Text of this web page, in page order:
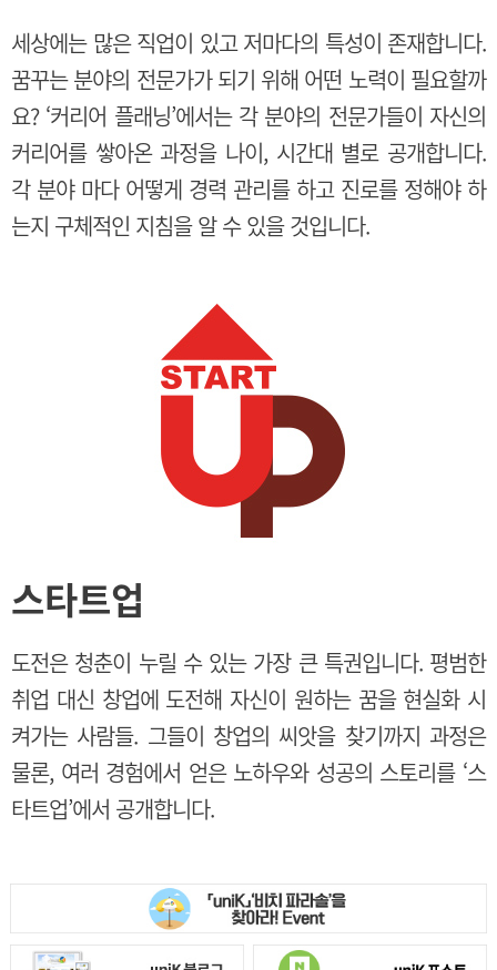
세상에는 많은 직업이 있고 저마다의 특성이 존재합니다.
꿈꾸는 분야의 전문가가 되기 위해 어떤 노력이 필요할까
요? ‘커리어 플래닝’에서는 각 분야의 전문가들이 자신의
커리어를 쌓아온 과정을 나이, 시간대 별로 공개합니다.
각 분야 마다 어떻게 경력 관리를 하고 진로를 정해야 하
는지 구체적인 지침을 알 수 있을 것입니다.
스타트업
도전은 청춘이 누릴 수 있는 가장 큰 특권입니다. 평범한
취업 대신 창업에 도전해 자신이 원하는 꿈을 현실화 시
켜가는 사람들. 그들이 창업의 씨앗을 찾기까지 과정은
물론, 여러 경험에서 얻은 노하우와 성공의 스토리를 ‘스
타트업’에서 공개합니다.